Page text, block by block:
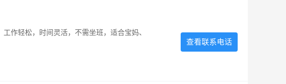
作轻松，时间灵活，不需坐班，适合宝妈、
查看联系电话